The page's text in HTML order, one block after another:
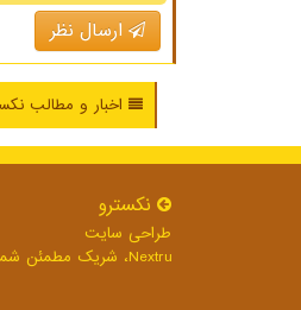
ارسال نظر
اخبار و مطالب
نكسترو
طراحی سایت
Nextru، شریک مطمئن شما در طراحی سایت و توسعه نرم افزارهای تحت وب برای رشد بی وقفه کسب و کار